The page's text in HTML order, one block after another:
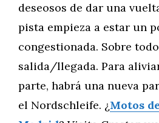
deseosos de dar una
pista empieza a estar un
congestionada. Sobre
salida/llegada. Para
parte, habrá una nueva
el Nordschleife. ¿Motos